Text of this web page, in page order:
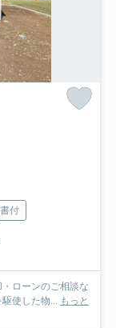
付
ローンのご相談な
使した物...
もっと